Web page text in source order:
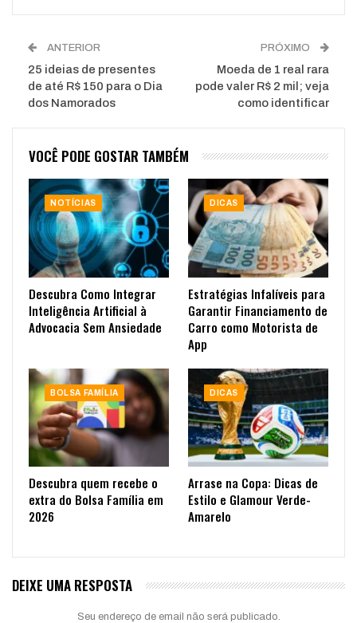
ANTERIOR
25 ideias de presentes
de até R$ 150 para o Dia
dos Namorados
PRÓXIMO
Moeda de 1 real rara
pode valer R$ 2 mil; veja
como identificar
VOCÊ PODE GOSTAR TAMBÉM
NOTÍCIAS
Descubra Como Integrar
Inteligência Artificial à
Advocacia Sem Ansiedade
DICAS
Estratégias Infalíveis para
Garantir Financiamento de
Carro como Motorista de
App
BOLSA FAMÍLIA
Descubra quem recebe o
extra do Bolsa Família em
2026
DICAS
Arrase na Copa: Dicas de
Estilo e Glamour Verde-
Amarelo
DEIXE UMA RESPOSTA
Seu endereço de email não será publicado.